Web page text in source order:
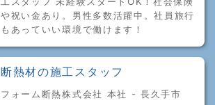
や祝い金あり。男性多数活躍中。社員旅行
もあっていい環境で働けます！
断熱材の施工スタッフ
フォーム断熱株式会社 本社 - 長久手市